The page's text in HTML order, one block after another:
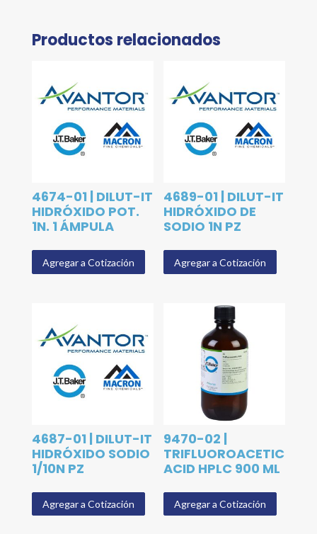
Productos relacionados
4674-01 | DILUT-IT
HIDRÓXIDO POT.
1N. 1 ÁMPULA
Agregar a Cotización
4689-01 | DILUT-IT
HIDRÓXIDO DE
SODIO 1N PZ
Agregar a Cotización
4687-01 | DILUT-IT
HIDRÓXIDO SODIO
1/10N PZ
Agregar a Cotización
9470-02 |
TRIFLUOROACETIC
ACID HPLC 900 ML
Agregar a Cotización